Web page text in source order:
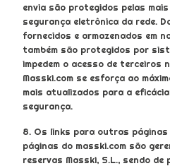
envia são protegidos pelas
segurança eletrônica da rede.
fornecidos e armazenados em
também são protegidos por
impedem o acesso de terceiros
Masski.com se esforça ao
mais atualizados para a
segurança.
8. Os links para outras páginas
páginas do masski.com são
reservas Masski, S.L., sendo